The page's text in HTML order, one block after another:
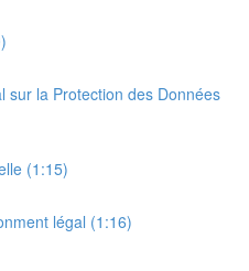
sur la Protection des Données
(1:15)
légal (1:16)